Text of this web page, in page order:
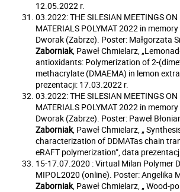
12.05.2022 r.
03.2022: THE SILESIAN MEETINGS ON
MATERIALS POLYMAT 2022 in
Dworak (Zabrze). Poster: Małgorzata
Zaborniak, Paweł Chmielarz,
antioxidants: Polymerization of 2-
methacrylate (DMAEMA) in lemon
prezentacji: 17.03.2022 r.
03.2022: THE SILESIAN MEETINGS ON
MATERIALS POLYMAT 2022 in
Dworak (Zabrze). Poster: Paweł
Zaborniak, Paweł Chmielarz, „
characterization of DDMATas chain
eRAFT polymerization”, data
15-17.07.2020 : Virtual Milan Polymer
MIPOL2020 (online). Poster: Angelika
Zaborniak, Paweł Chmielarz, „ Wood-